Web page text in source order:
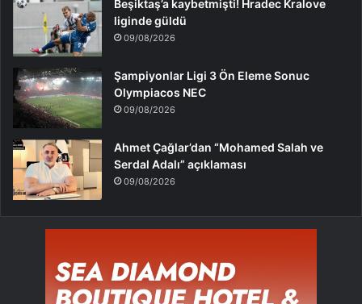
Beşiktaş’a kaybetmişti! Hradec Kralove
liginde güldü
09/08/2026
Şampiyonlar Ligi 3 Ön Eleme Sonuc
Olympiacos NEC
09/08/2026
Ahmet Çağlar’dan “Mohamed Salah ve
Serdal Adalı” açıklaması
09/08/2026